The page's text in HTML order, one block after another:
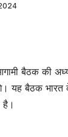
बैठक की
यह बैठक
है।